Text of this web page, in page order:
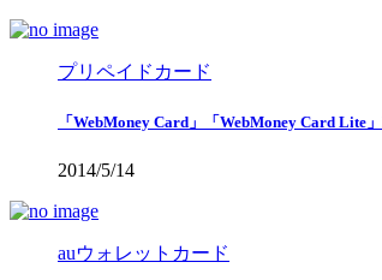
プリペイドカード
「WebMoney Card」「WebMoney Card Lite
2014/5/14
auウォレットカード